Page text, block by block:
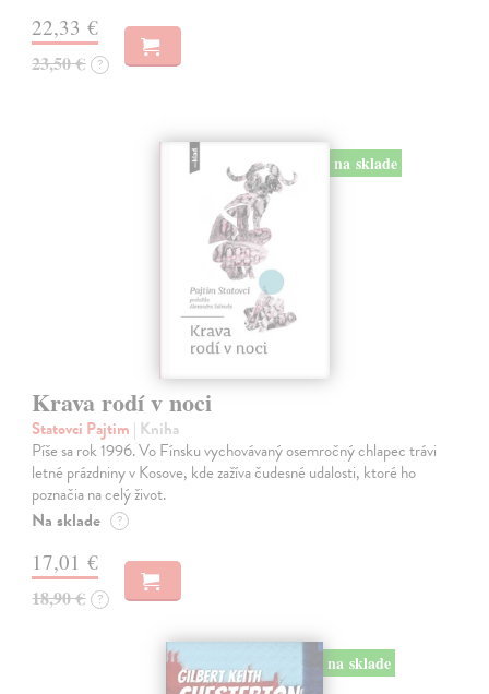
22,33 €
23,50 € ?
na sklade
Krava rodí v noci
Statovci Pajtim | Kniha
Píše sa rok 1996. Vo Fínsku vychovávaný osemročný chlapec trávi
letné prázdniny v Kosove, kde zažíva čudesné udalosti, ktoré ho
poznačia na celý život.
Na sklade ?
17,01 €
18,90 € ?
na sklade